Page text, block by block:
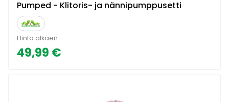
Pumped - Klitoris- ja nännipumppusetti
Hinta alkaen
49,99 €